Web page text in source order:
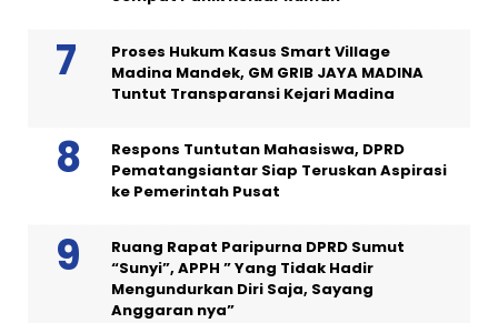
Proses Hukum Kasus Smart Village
Madina Mandek, GM GRIB JAYA MADINA
Tuntut Transparansi Kejari Madina
Respons Tuntutan Mahasiswa, DPRD
Pematangsiantar Siap Teruskan Aspirasi
ke Pemerintah Pusat
Ruang Rapat Paripurna DPRD Sumut
“Sunyi”, APPH ” Yang Tidak Hadir
Mengundurkan Diri Saja, Sayang
Anggaran nya”